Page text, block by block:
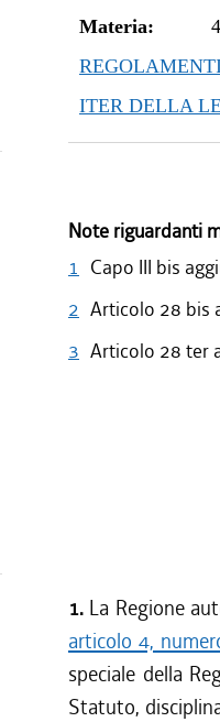
Materia:
ITER DELLA
Note riguardanti
1 Capo III bis
2 Articolo 28 bis
3 Articolo 28 ter
1. La Regione
articolo 4,
speciale della
Statuto,